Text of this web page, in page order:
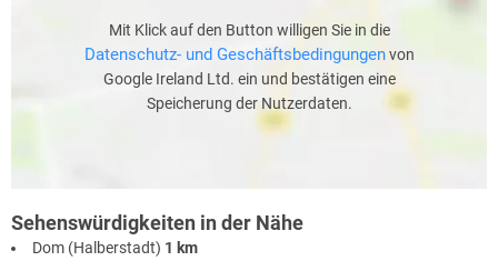
Mit Klick auf den Button willigen Sie in die
Datenschutz- und Geschäftsbedingungenvon
Google Ireland Ltd. ein und bestätigen eine
Speicherung der Nutzerdaten.
Sehenswürdigkeiten in der Nähe
Dom (Halberstadt) 1 km